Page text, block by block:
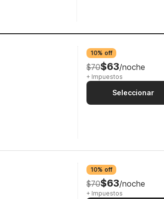
10% off
$70$63/noche
+ Impuestos
Seleccionar
10% off
$70$63/noche
+ Impuestos